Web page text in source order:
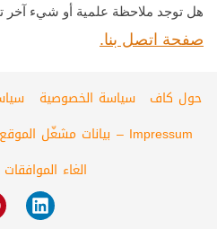
هل توجد ملاحظة علمية أو شيء آخر
صفحة اتصل بنا.
حول كاف سياسة الخصوصية
Impressum – بيانات مشغّل الموقع
الغاء الموافقات